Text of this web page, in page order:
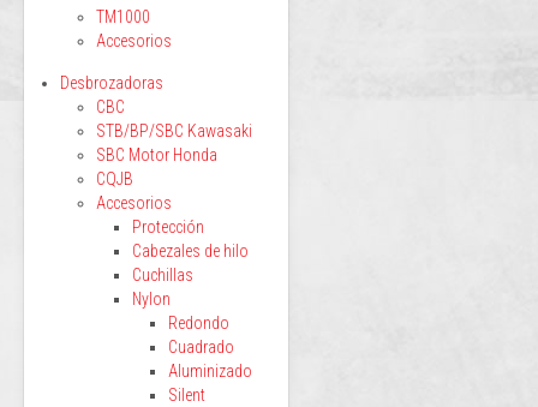
TM1000
Accesorios
Desbrozadoras
CBC
STB/BP/SBC Kawasaki
SBC Motor Honda
CQJB
Accesorios
Protección
Cabezales de hilo
Cuchillas
Nylon
Redondo
Cuadrado
Aluminizado
Silent